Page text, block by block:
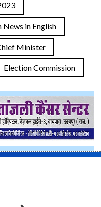
News in English
Minister
Election Commission